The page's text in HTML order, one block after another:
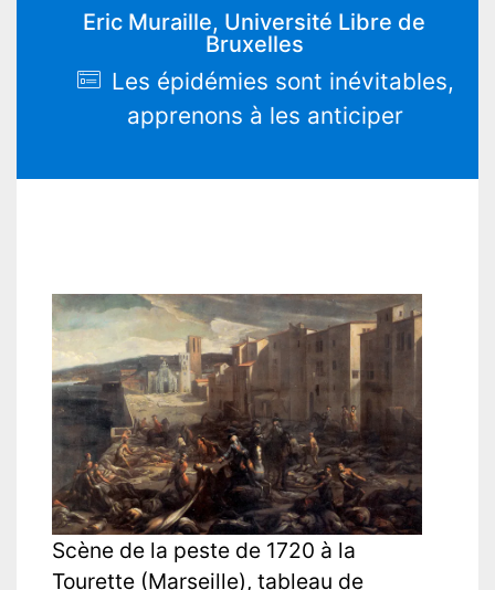
Eric Muraille, Université Libre de
Bruxelles
Les épidémies sont inévitables,
apprenons à les anticiper
Scène de la peste de 1720 à la
Tourette (Marseille), tableau de